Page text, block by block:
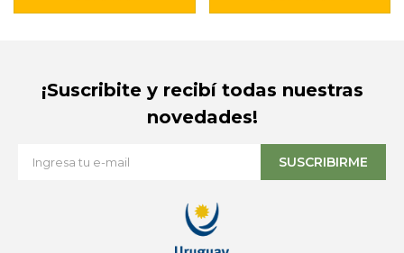
¡Suscribite y recibí todas nuestras
novedades!
SUSCRIBIRME